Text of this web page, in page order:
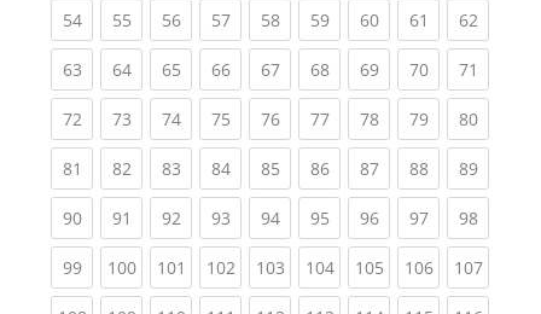
54(current)
55(current)
56(current)
57(current)
58(current)
59(current)
60(current)
61 (current)
62
63(current)
64(current)
65(current)
66(current)
67(current)
68(current)
69(current)
70(current)
71
72(current)
73(current)
74(current)
75(current)
76(current)
77(current)
78(current)
79(current)
80
81 (current)
82(current)
83(current)
84(current)
85(current)
86(current)
87(current)
88(current)
89
90(current)
91 (current)
92(current)
93(current)
94(current)
95(current)
96(current)
97(current)
98
99(current)
100(current)
101 (current)
102(current)
103(current)
104(current)
105(current)
106(current)
107